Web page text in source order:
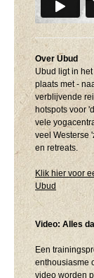
Over Ubud
Ubud ligt in
plaats met -
verblijvende
hotspots voor
vele
veel Westerse
en retreats.
Klik hier voor
Ubud
Video: Alles
Een
enthousiasme
video worden